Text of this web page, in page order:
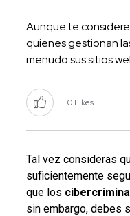
Aunque te
quienes gestionan
menudo sus sitios
0 Likes
Tal vez consideras
suficientemente
que los
sin embargo, debes